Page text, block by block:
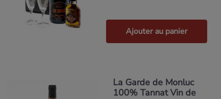
Ajouter au panier
La Garde de Monluc
100% Tannat Vin de